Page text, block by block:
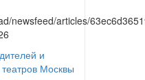
и
Москвы